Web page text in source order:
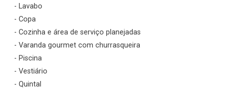
- Lavabo
- Copa
- Cozinha e área de serviço planejadas
- Varanda gourmet com churrasqueira
- Piscina
- Vestiário
- Quintal